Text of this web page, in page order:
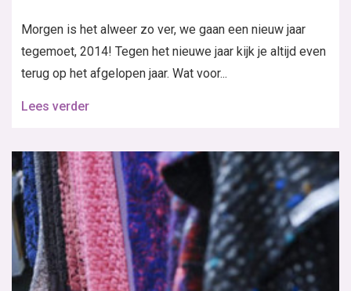
Morgen is het alweer zo ver, we gaan een nieuw jaar
tegemoet, 2014! Tegen het nieuwe jaar kijk je altijd even
terug op het afgelopen jaar. Wat voor...
Lees verder